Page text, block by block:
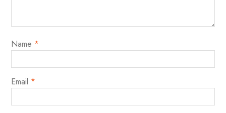
Name *
Email *